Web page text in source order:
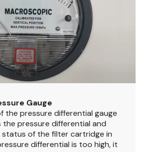
Gauge
the pressure differential gauge
pressure differential and
of the filter cartridge in
differential is too high, it